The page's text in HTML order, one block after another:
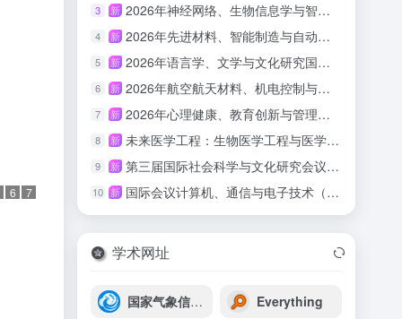
6 7
3 新 2026年神经网络、生物信息学与智能计算国际会议（INNBIC 2026）
4 新 2026年先进材料、智能制造与自动化技术国际会议（IAMIMA 2026）
5 新 2026年语言学、文学与文化研究国际会议（ILLCS 2026）
6 新 2026年航空航天材料、机电控制与结构动力学国际会议（IAAMEC 2026）
7 新 2026年心理健康、教育创新与管理国际会议（IMHEIM 2026）
8 新 未来医学工程：生物医学工程与医学技术创新论坛（BEMTI-LSHE 2026）
9 新 第三届国际社会科学与文化研究会议平行轨道：语言、文化与教育实践国际学术研讨会（LCEP-ICSSCS 2026）
10 新 国际会议计算机、通信与电子技术（IC-CCET 2026）
学术网址
国家气象信息中心 Everything